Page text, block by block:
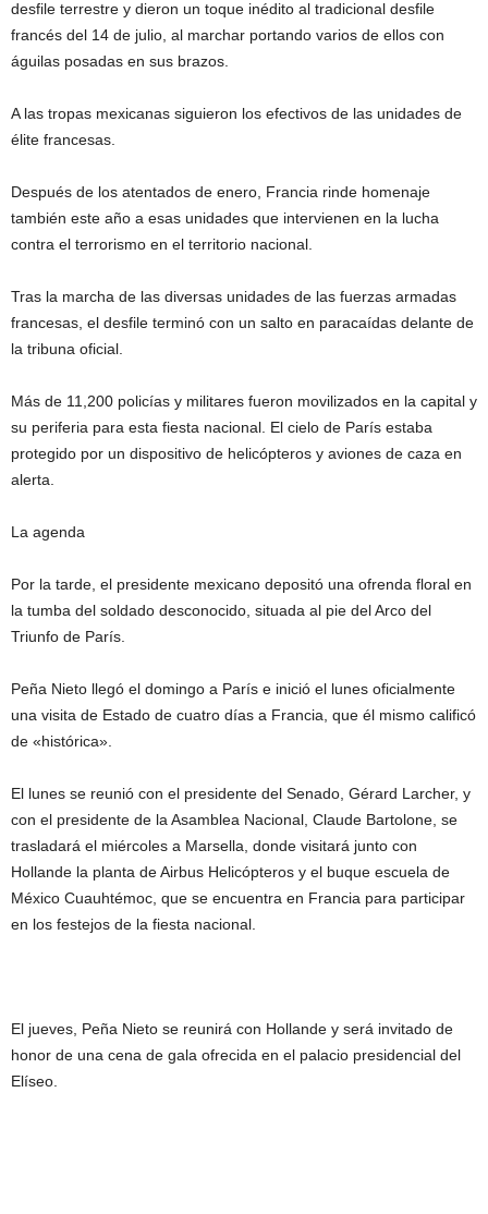
desfile terrestre y dieron un toque inédito al tradicional desfile
francés del 14 de julio, al marchar portando varios de ellos con
águilas posadas en sus brazos.
A las tropas mexicanas siguieron los efectivos de las unidades de
élite francesas.
Después de los atentados de enero, Francia rinde homenaje
también este año a esas unidades que intervienen en la lucha
contra el terrorismo en el territorio nacional.
Tras la marcha de las diversas unidades de las fuerzas armadas
francesas, el desfile terminó con un salto en paracaídas delante de
la tribuna oficial.
Más de 11,200 policías y militares fueron movilizados en la capital y
su periferia para esta fiesta nacional. El cielo de París estaba
protegido por un dispositivo de helicópteros y aviones de caza en
alerta.
La agenda
Por la tarde, el presidente mexicano depositó una ofrenda floral en
la tumba del soldado desconocido, situada al pie del Arco del
Triunfo de París.
Peña Nieto llegó el domingo a París e inició el lunes oficialmente
una visita de Estado de cuatro días a Francia, que él mismo calificó
de «histórica».
El lunes se reunió con el presidente del Senado, Gérard Larcher, y
con el presidente de la Asamblea Nacional, Claude Bartolone, se
trasladará el miércoles a Marsella, donde visitará junto con
Hollande la planta de Airbus Helicópteros y el buque escuela de
México Cuauhtémoc, que se encuentra en Francia para participar
en los festejos de la fiesta nacional.
El jueves, Peña Nieto se reunirá con Hollande y será invitado de
honor de una cena de gala ofrecida en el palacio presidencial del
Elíseo.